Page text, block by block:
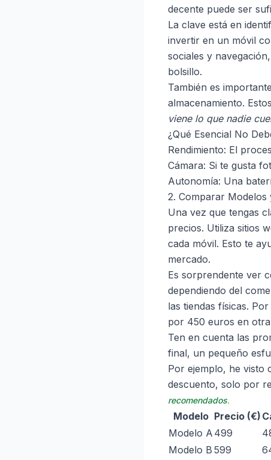
decente puede ser
La clave está en
invertir en un móvil
sociales y
bolsillo.
También es
almacenamiento.
viene lo que nadie
¿Qué Esencial No
Rendimiento: El
Cámara: Si te gusta
Autonomía: Una
2. Comparar Modelos
Una vez que tengas
precios. Utiliza sitios
cada móvil. Esto te
mercado.
Es sorprendente ver
dependiendo del
las tiendas físicas.
por 450 euros en
Ten en cuenta las
final, un pequeño
Por ejemplo, he visto
descuento, solo por
recomendados.
Modelo Precio (€)
Modelo A 499
Modelo B 599